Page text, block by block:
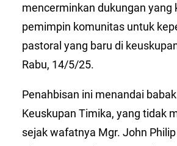
mencerminkan dukungan yang
pemimpin komunitas untuk
pastoral yang baru di
Rabu, 14/5/25.
Penahbisan ini menandai
Keuskupan Timika, yang tidak
sejak wafatnya Mgr. John